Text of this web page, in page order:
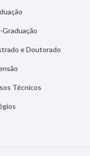
Graduação
e Doutorado
Técnicos